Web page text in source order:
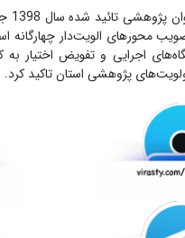
استان در سال 1399، تصویب محورهای
اجرایی و تفویض اختیار به
پژوهشی استان تاکید کرد.